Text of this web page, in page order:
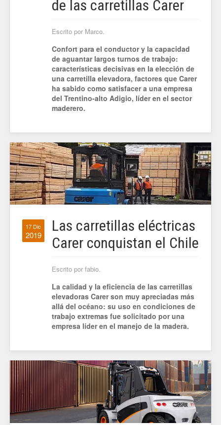
de las carretillas Carer
Escrito por Marco.
Confort para el conductor y la capacidad
de aguantar largos turnos de trabajo:
características decisivas en la elección de
una carretilla elevadora, factores que Carer
ha sabido como satisfacer a una empresa
del Trentino-alto Adigio, líder en el sector
maderero.
17 Dic
2019
Las carretillas eléctricas
Carer conquistan el Chile
Escrito por fabio.
La calidad y la eficiencia de las carretillas
elevadoras Carer son muy apreciadas más
allá del océano: su uso en condiciones de
trabajo extremas fue solicitado por una
empresa líder en el manejo de la madera.